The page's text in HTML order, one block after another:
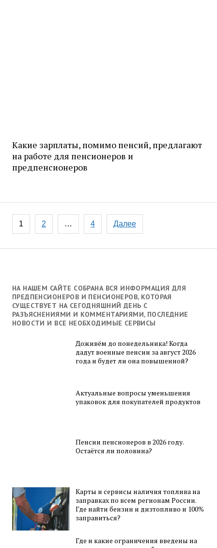
НА НАШЕМ САЙТЕ СОБРАНА ВСЯ ИНФОРМАЦИЯ ДЛЯ
ПРЕДПЕНСИОНЕРОВ И ПЕНСИОНЕРОВ, КОТОРАЯ
СУЩЕСТВУЕТ НА СЕГОДНЯШНИЙ ДЕНЬ С
РАЗЪЯСНЕНИЯМИ И КОММЕНТАРИЯМИ, ПОСЛЕДНИЕ
НОВОСТИ И ВСЕ НЕОБХОДИМЫЕ СЕРВИСЫ
Доживём до понедельника! Когда
дадут военные пенсии за август 2026
года и будет ли она повышенной?
Актуальные вопросы уменьшения
упаковок для покупателей продуктов
Пенсии пенсионеров в 2026 году.
Остаётся ли половина?
Карты и сервисы наличия топлива на
заправках по всем регионам России.
Где найти бензин и дизтопливо и 100%
заправиться?
Где и какие ограничения введены на
Какие зарплаты, помимо пенсий, предлагают
на работе для пенсионеров и
предпенсионеров
Навигация
по
1 2 … 4 Далее